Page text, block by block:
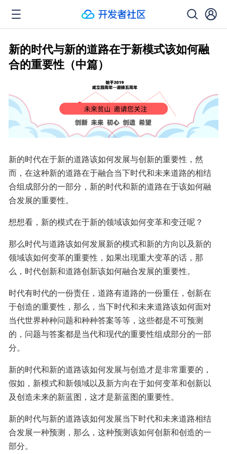
新的时代与新的道路在于新模式该如何融
合的重要性（中篇）
新的时代在于新的道路该如何发展与创新的重要性，然
而，在这种新的道路在于融合当下时代和未来道路的相结
合组成部分的一部分，新的时代和新的道路在于该如何融
合发展的重要性。
想想看，新的模式在于新的领域该如何变革和变迁呢？
那么时代与道路该如何发展新的模式和新的方向以及新的
领域该如何变革的重要性，如果出现重大变革的话，那
么，时代创新和道路创新该如何融合发展的重要性。
时代有时代的一份责任，道路有道路的一份重任，创新在
于创造的重要性，那么，当下时代和未来道路该如何面对
当代世界种种问题和种种答案等等，这些都是不可预测
的，问题与答案都是当代和现代的重要性组成部分的一部
分。
新的时代和新的道路该如何发展与创造才是非常重要的，
假如，新模式和新领域以及新方向在于如何变革和创新以
及创造未来的新蓝图，这才是新蓝图的重要性。
新的时代与新的道路该如何发展当下时代和未来道路相结
合发展一种预测，那么，这种预测该如何创新和创造的一
部分。